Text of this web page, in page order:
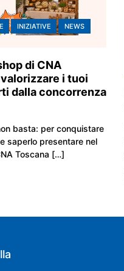
INIZIATIVE NEWS
di CNA
i tuoi
dalla concorrenza
basta: per conquistare
saperlo presentare nel
Toscana […]